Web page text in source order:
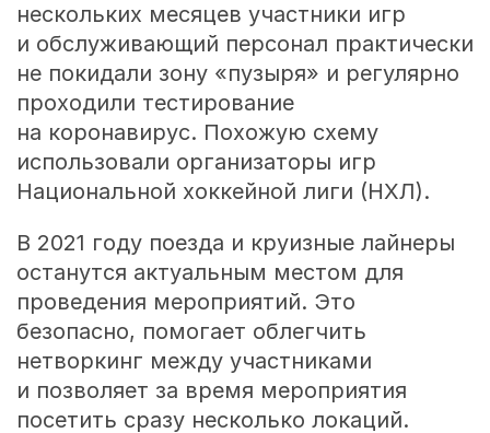
нескольких месяцев участники игр
и обслуживающий персонал практически
не покидали зону «пузыря» и регулярно
проходили тестирование
на коронавирус. Похожую схему
использовали организаторы игр
Национальной хоккейной лиги (НХЛ).
В 2021 году поезда и круизные лайнеры
останутся актуальным местом для
проведения мероприятий. Это
безопасно, помогает облегчить
нетворкинг между участниками
и позволяет за время мероприятия
посетить сразу несколько локаций.